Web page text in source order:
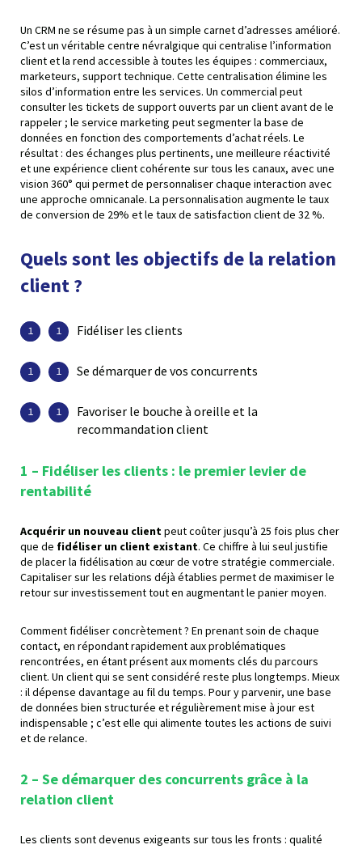
Un CRM ne se résume pas à un simple carnet d’adresses amélioré.
C’est un véritable centre névralgique qui centralise l’information
client et la rend accessible à toutes les équipes : commerciaux,
marketeurs, support technique. Cette centralisation élimine les
silos d’information entre les services. Un commercial peut
consulter les tickets de support ouverts par un client avant de le
rappeler ; le service marketing peut segmenter la base de
données en fonction des comportements d’achat réels. Le
résultat : des échanges plus pertinents, une meilleure réactivité
et une expérience client cohérente sur tous les canaux, avec une
vision 360° qui permet de personnaliser chaque interaction avec
une approche omnicanale. La personnalisation augmente le taux
de conversion de 29% et le taux de satisfaction client de 32 %.
Quels sont les objectifs de la relation
client ?
Fidéliser les clients
Se démarquer de vos concurrents
Favoriser le bouche à oreille et la
recommandation client
1 – Fidéliser les clients : le premier levier de
rentabilité
Acquérir un nouveau clientpeut coûter jusqu’à 25 fois plus cher
que de fidéliser un client existant. Ce chiffre à lui seul justifie
de placer la fidélisation au cœur de votre stratégie commerciale.
Capitaliser sur les relations déjà établies permet de maximiser le
retour sur investissement tout en augmentant le panier moyen.
Comment fidéliser concrètement ? En prenant soin de chaque
contact, en répondant rapidement aux problématiques
rencontrées, en étant présent aux moments clés du parcours
client. Un client qui se sent considéré reste plus longtemps. Mieux
: il dépense davantage au fil du temps. Pour y parvenir, une base
de données bien structurée et régulièrement mise à jour est
indispensable ; c’est elle qui alimente toutes les actions de suivi
et de relance.
2 – Se démarquer des concurrents grâce à la
relation client
Les clients sont devenus exigeants sur tous les fronts : qualité